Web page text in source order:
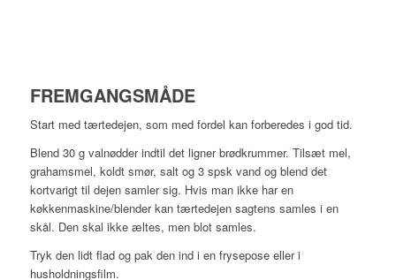
FREMGANGSMÅDE
Start med tærtedejen, som med fordel kan forberedes i god tid.
Blend 30 g valnødder indtil det ligner brødkrummer. Tilsæt mel,
grahamsmel, koldt smør, salt og 3 spsk vand og blend det
kortvarigt til dejen samler sig. Hvis man ikke har en
køkkenmaskine/blender kan tærtedejen sagtens samles i en
skål. Den skal ikke æltes, men blot samles.
Tryk den lidt flad og pak den ind i en frysepose eller i
husholdningsfilm.